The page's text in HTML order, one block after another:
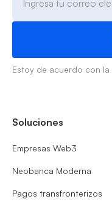
Estoy de acuerdo con la
Soluciones
Empresas Web3
Neobanca Moderna
Pagos transfronterizos